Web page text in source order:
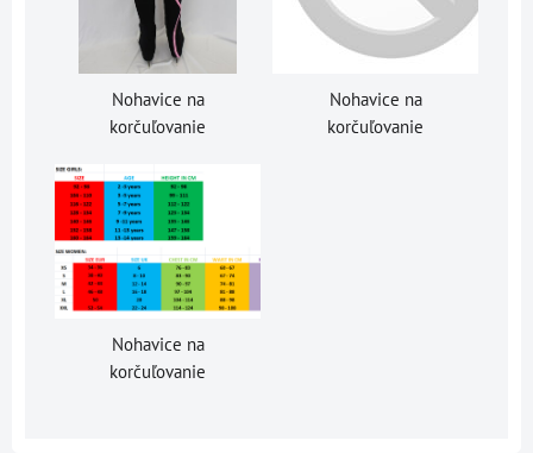
Nohavice na
korčuľovanie
Nohavice na
korčuľovanie
Nohavice na
korčuľovanie